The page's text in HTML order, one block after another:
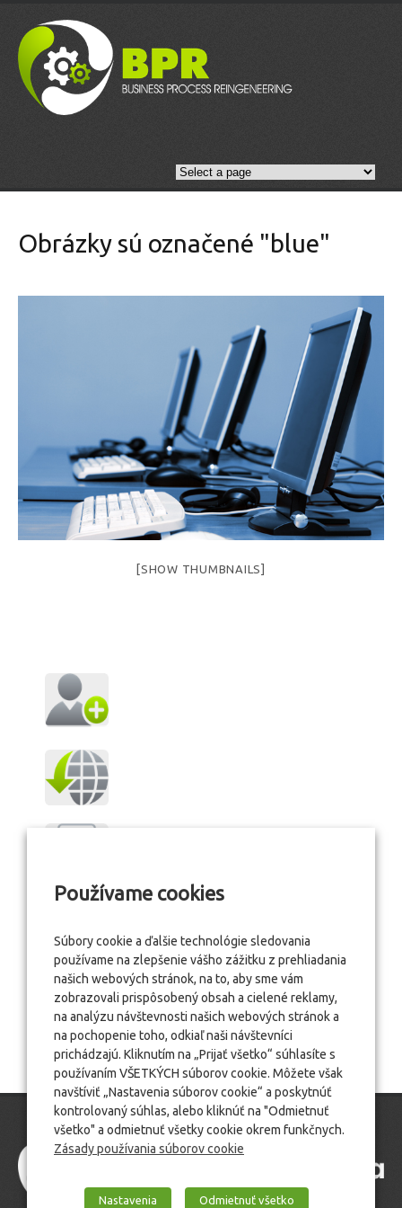
Obrázky sú označené "blue"
[SHOW THUMBNAILS]
Používame cookies
Súbory cookie a ďalšie technológie sledovania
používame na zlepšenie vášho zážitku z prehliadania
našich webových stránok, na to, aby sme vám
zobrazovali prispôsobený obsah a cielené reklamy,
na analýzu návštevnosti našich webových stránok a
na pochopenie toho, odkiaľ naši návštevníci
prichádzajú. Kliknutím na „Prijať všetko“ súhlasíte s
používaním VŠETKÝCH súborov cookie. Môžete však
navštíviť „Nastavenia súborov cookie“ a poskytnúť
kontrolovaný súhlas, alebo kliknúť na "Odmietnuť
všetko" a odmietnuť všetky cookie okrem funkčnych.
Zásady používania súborov cookie
Nastavenia Odmietnuť všetko